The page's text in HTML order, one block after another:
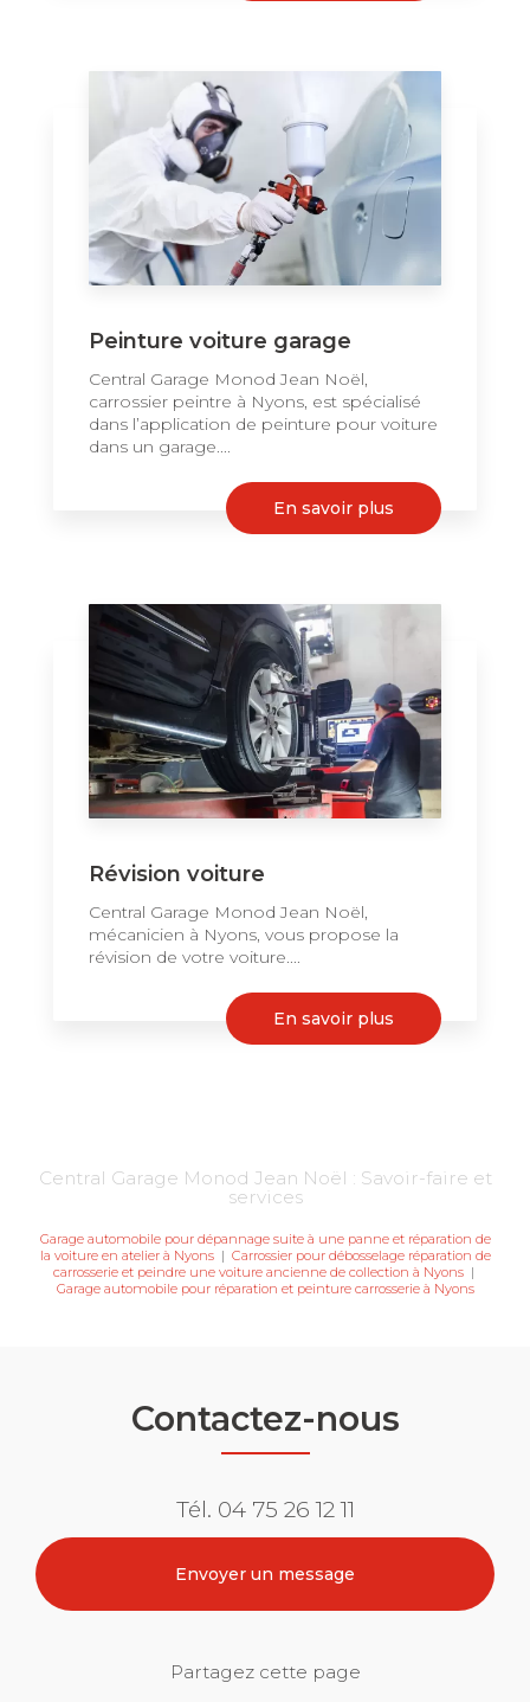
Peinture voiture garage
Central Garage Monod Jean Noël,
carrossier peintre à Nyons, est spécialisé
dans l’application de peinture pour voiture
dans un garage....
En savoir plus
Révision voiture
Central Garage Monod Jean Noël,
mécanicien à Nyons, vous propose la
révision de votre voiture....
En savoir plus
Central Garage Monod Jean Noël : Savoir-faire et
services
Garage automobile pour dépannage suite à une panne et réparation de
la voiture en atelier à Nyons| Carrossier pour débosselage réparation de
carrosserie et peindre une voiture ancienne de collection à Nyons|
Garage automobile pour réparation et peinture carrosserie à Nyons
Contactez-nous
Tél. 04 75 26 12 11
Envoyer un message
Partagez cette page